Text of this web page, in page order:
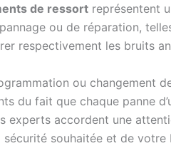
de ressort représentent
ou de réparation,
respectivement les bruits
ou changement
du fait que chaque panne
experts accordent une
sécurité souhaitée et de votre